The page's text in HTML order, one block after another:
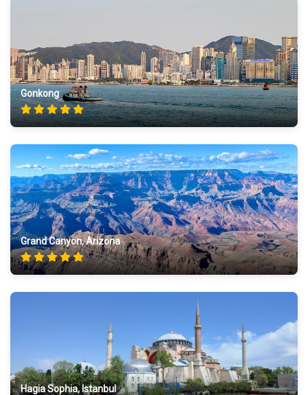
Gonkong
Grand Canyon, Arizona
Hagia Sophia, Istanbul